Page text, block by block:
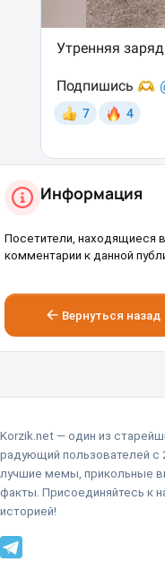
Информация
Посетители, находящиеся в
комментарии к данной
Вернуться назад
Korzik.net — один из
радующий пользователей
лучшие мемы, прикольные
факты. Присоединяйтесь к
историей!